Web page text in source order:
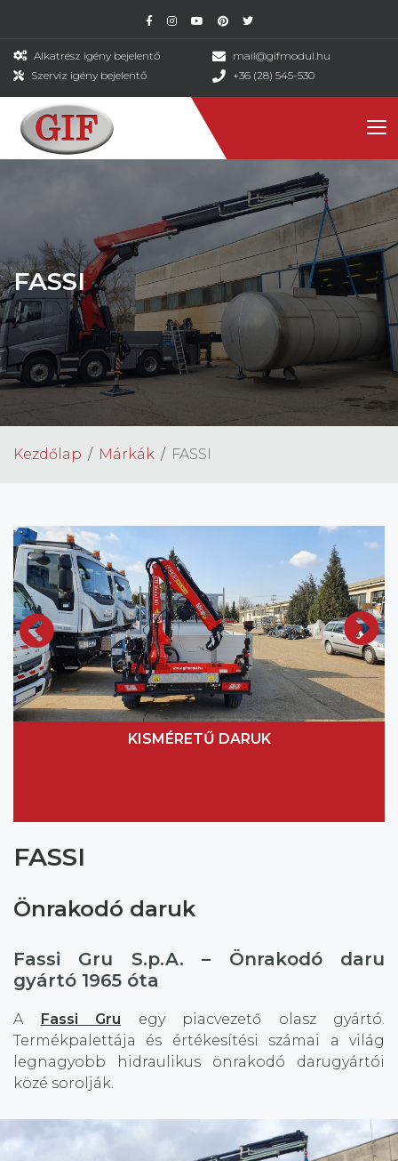
Alkatrész igény bejelentő
Szerviz igény bejelentő
mail@gifmodul.hu
+36 (28) 545-530
FASSI
Kezdőlap Márkák FASSI
KISMÉRETŰ DARUK
FASSI
Önrakodó daruk
Fassi Gru S.p.A. – Önrakodó daru
gyártó 1965 óta
A Fassi Gru egy piacvezető olasz gyártó.
Termékpalettája és értékesítési számai a világ
legnagyobb hidraulikus önrakodó darugyártói
közé sorolják.